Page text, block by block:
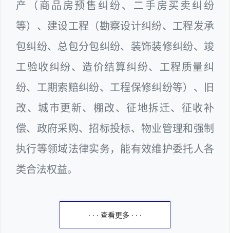
产（商品房预售纠纷、二手房买卖纠纷
等）、建设工程（勘察设计纠纷、工程发承
包纠纷、总包分包纠纷、装饰装修纠纷、竣
工验收纠纷、造价结算纠纷、工程质量纠
纷、工期索赔纠纷、工程保修纠纷等）、旧
改、城市更新、棚改、征地拆迁、征收补
偿、政府采购、招标投标、物业管理和强制
执行等领域法律实务，能有效维护委托人各
类合法权益。
· · · 查看更多 · · ·